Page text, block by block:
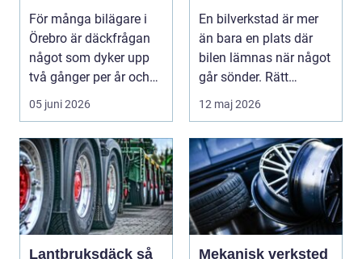
För många bilägare i
Örebro är däckfrågan
något som dyker upp
två gånger per år och
mest känns som e...
05 juni 2026
En bilverkstad är mer
än bara en plats där
bilen lämnas när något
går sönder. Rätt
verkstad blir en ...
12 maj 2026
Lantbruksdäck så
Mekanisk verksted